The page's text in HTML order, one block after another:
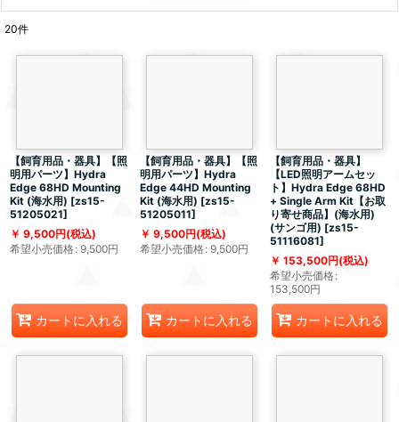
20件
【飼育用品・器具】【照
明用パーツ】Hydra
Edge 68HD Mounting
Kit (海水用) [zs15-
51205021]
9,500円(税込)
希望小売価格: 9,500円
カートに入れる
【飼育用品・器具】【照
明用パーツ】Hydra
Edge 44HD Mounting
Kit (海水用) [zs15-
51205011]
9,500円(税込)
希望小売価格: 9,500円
カートに入れる
【飼育用品・器具】
【LED照明アームセッ
ト】Hydra Edge 68HD
+ Single Arm Kit【お取
り寄せ商品】(海水用)
(サンゴ用) [zs15-
51116081]
153,500円(税込)
希望小売価格:
153,500円
カートに入れる